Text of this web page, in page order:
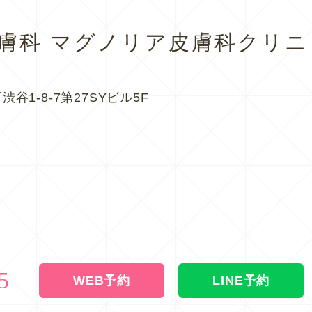
科 マグノリア皮膚科クリ
谷1-8-7第27SYビル5F
WEB予約 LINE予約